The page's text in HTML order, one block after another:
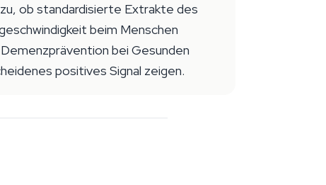
ob standardisierte Extrakte des
beim Menschen
bei Gesunden
positives Signal zeigen.